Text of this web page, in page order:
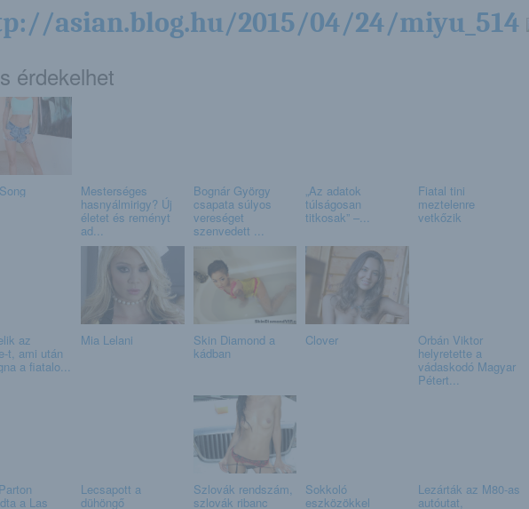
asian.blog.hu/2015/04/24/miyu_514
érdekelhet
Mesterséges
hasnyálmirigy? Új
életet és reményt
ad...
Bognár György
csapata súlyos
vereséget
szenvedett ...
„Az adatok
túlságosan
titkosak” –...
Fiatal tini
meztelenre
vetkőzik
az
t, ami után
a fiatalo...
Mia Lelani Skin Diamond a
kádban
Clover Orbán Viktor
helyretette a
vádaskodó Magyar
Pétert...
a Las
Lecsapott a
dühöngő
Szlovák rendszám,
szlovák ribanc
Sokkoló
eszközökkel
Lezárták az M80-as
autóutat,